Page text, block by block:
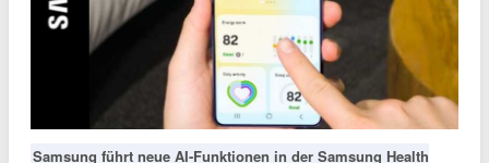
Samsung führt neue AI-Funktionen in der Samsung Health